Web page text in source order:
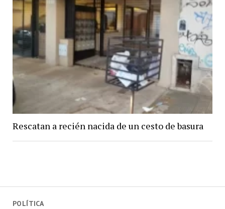
POLÍTICA
Rescatan a recién nacida de un cesto de basura